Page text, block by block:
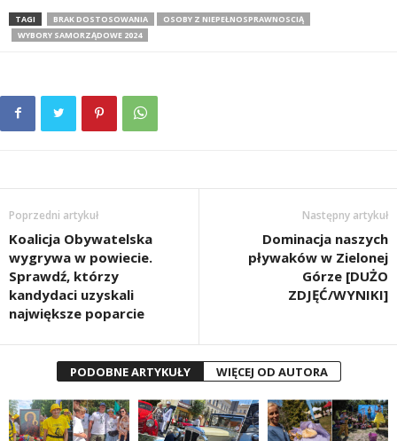
TAGI BRAK DOSTOSOWANIA
OSOBY Z NIEPEŁNOSPRAWNOSCIĄ
WYBORY SAMORZĄDOWE 2024
Poprzedni artykuł
Koalicja Obywatelska
wygrywa w powiecie.
Sprawdź, którzy
kandydaci uzyskali
największe poparcie
Następny artykuł
Dominacja naszych
pływaków w Zielonej
Górze [DUŻO
ZDJĘĆ/WYNIKI]
PODOBNE ARTYKUŁY WIĘCEJ OD AUTORA